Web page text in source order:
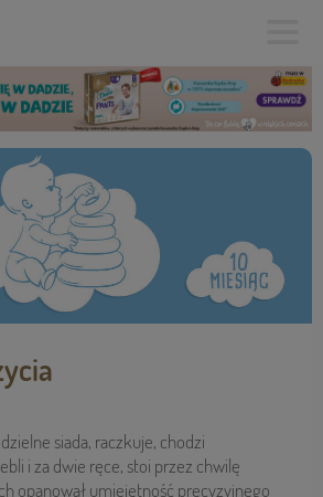
siada, raczkuje, chodzi
i za dwie ręce, stoi przez chwilę
opanował umiejętność precyzyjnego